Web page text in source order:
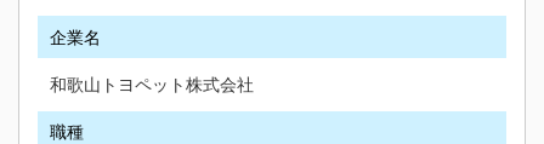
企業名
和歌山トヨペット株式会社
職種